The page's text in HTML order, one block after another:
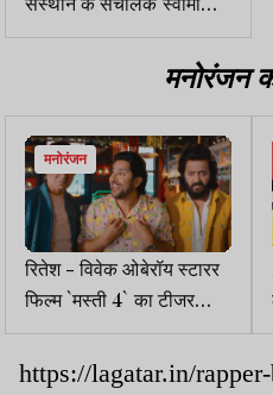
चैतन्यानंद सरस्वती फरार, 32
लड़कियों ने यौन उत्पीड़न केमनोरंजन
मनोरंजन
रितेश - विवेक ओबेरॉय स्टारर
फिल्म `मस्ती 4` का टीजर
आउट, इस बार होगी चार गुना...
https://lagatar.in/